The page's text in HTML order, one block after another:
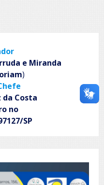
e Miranda
)
da Costa
no
SP